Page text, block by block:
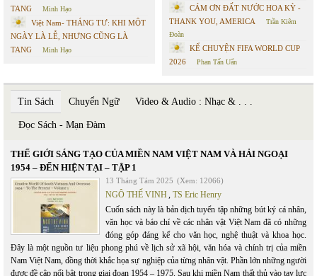
TANG
Minh Hạo
Việt Nam- THÁNG TƯ: KHI MỘT
NGÀY LÀ LỄ, NHƯNG CŨNG LÀ
TANG
Minh Hạo
CÁM ƠN ĐẤT NƯỚC HOA KỲ -
THANK YOU, AMERICA
Trần Kiêm
Đoàn
KỂ CHUYỆN FIFA WORLD CUP
2026
Phan Tấn Uẩn
Tin Sách Chuyển Ngữ Video & Audio : Nhạc & . . .
Đọc Sách - Mạn Đàm
THẾ GIỚI SÁNG TẠO CỦA MIỀN NAM VIỆT NAM VÀ HẢI NGOẠI
1954 – ĐẾN HIỆN TẠI – TẬP 1
13 Tháng Tám 2025 (Xem: 12066)
NGÔ THẾ VINH, TS Eric Henry
Cuốn sách này là bản dịch tuyển tập những bút ký cá nhân,
văn học và báo chí về các nhân vật Việt Nam đã có những
đóng góp đáng kể cho văn học, nghệ thuật và khoa học.
Đây là một nguồn tư liệu phong phú về lịch sử xã hội, văn hóa và chính trị của miền
Nam Việt Nam, đồng thời khắc họa sự nghiệp của từng nhân vật. Phần lớn những người
được đề cập nổi bật trong giai đoạn 1954 – 1975. Sau khi miền Nam thất thủ vào tay lực